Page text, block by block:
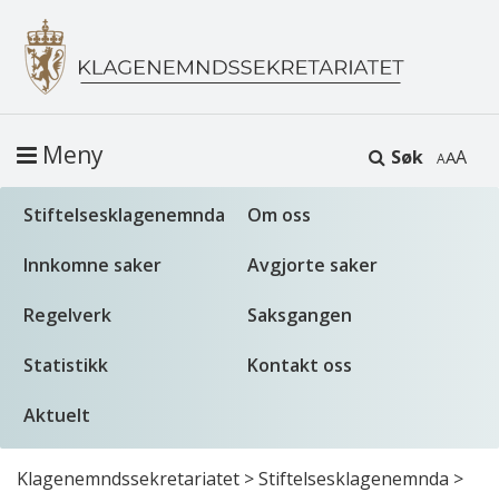
Søk A
Meny
Stiftelsesklagenemnda Om oss
Innkomne saker Avgjorte saker
Regelverk Saksgangen
Statistikk Kontakt oss
Aktuelt
Klagenemndssekretariatet >Stiftelsesklagenemnda >